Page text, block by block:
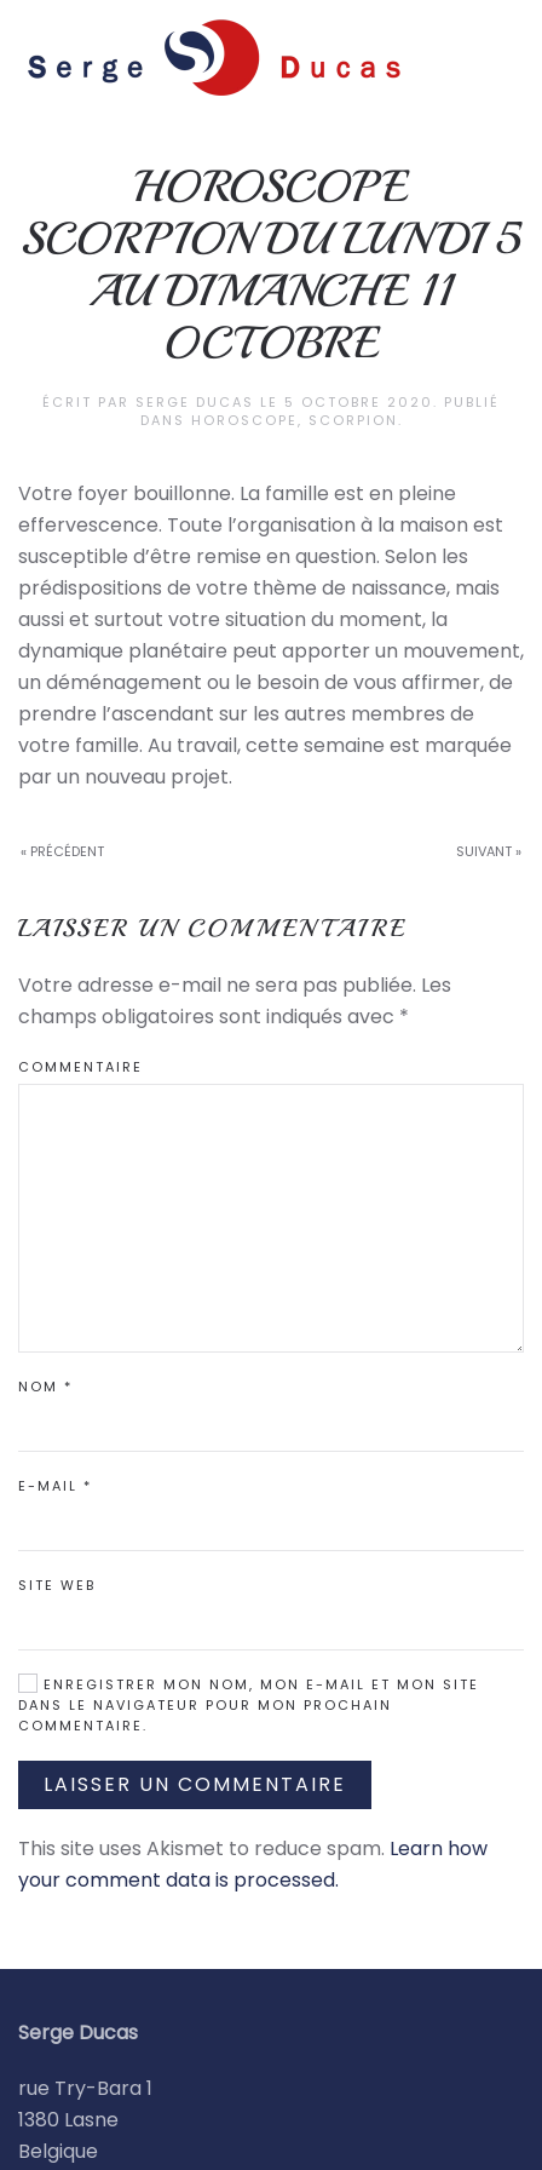
Skip to main content
HOROSCOPE
SCORPION DU LUNDI 5
AU DIMANCHE 11
OCTOBRE
ÉCRIT PAR SERGE DUCAS LE 5 OCTOBRE 2020 . PUBLIÉ
DANS HOROSCOPE, SCORPION .
Votre foyer bouillonne. La famille est en pleine
effervescence. Toute l’organisation à la maison est
susceptible d’être remise en question. Selon les
prédispositions de votre thème de naissance, mais
aussi et surtout votre situation du moment, la
dynamique planétaire peut apporter un mouvement,
un déménagement ou le besoin de vous affirmer, de
prendre l’ascendant sur les autres membres de
votre famille. Au travail, cette semaine est marquée
par un nouveau projet.
« PRÉCÉDENT SUIVANT »
LAISSER UN COMMENTAIRE
Votre adresse e-mail ne sera pas publiée. Les
champs obligatoires sont indiqués avec *
COMMENTAIRE
NOM *
E-MAIL *
SITE WEB
ENREGISTRER MON NOM, MON E-MAIL ET MON SITE
DANS LE NAVIGATEUR POUR MON PROCHAIN
COMMENTAIRE.
LAISSER UN COMMENTAIRE
This site uses Akismet to reduce spam. Learn how
your comment data is processed.
Serge Ducas
rue Try-Bara 1
1380 Lasne
Belgique